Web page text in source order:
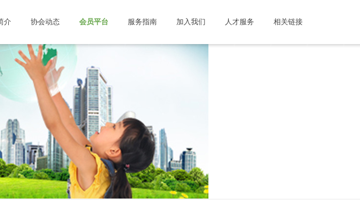
介 协会动态 会员平台 服务指南 加入我们 人才服务 相关链接